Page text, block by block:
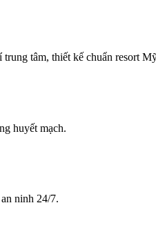
tâm, thiết kế chuẩn resort
huyết mạch.
ninh 24/7.